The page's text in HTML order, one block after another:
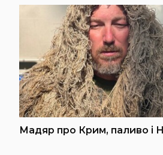
Мадяр про Крим, паливо і